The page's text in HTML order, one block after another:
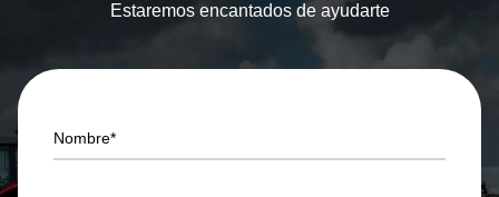
Estaremos encantados de ayudarte
Nombre*